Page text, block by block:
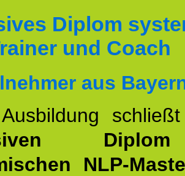
Diplom
und Coach
aus
NLP-